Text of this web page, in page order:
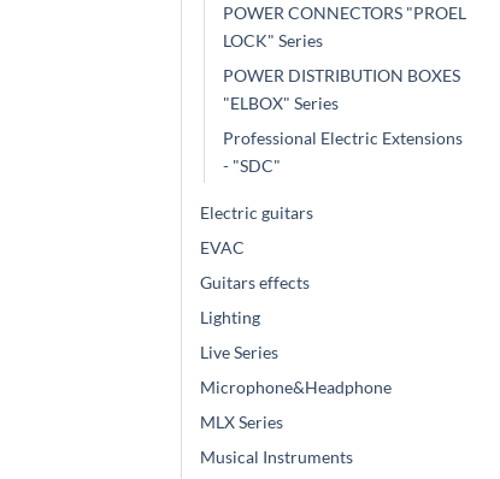
POWER CONNECTORS "PROEL
LOCK" Series
POWER DISTRIBUTION BOXES
"ELBOX" Series
Professional Electric Extensions
- "SDC"
Electric guitars
EVAC
Guitars effects
Lighting
Live Series
Microphone&Headphone
MLX Series
Musical Instruments